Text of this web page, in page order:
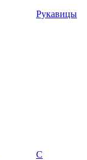
Рукавицы
С